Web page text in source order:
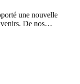
une nouvelle
De nos…